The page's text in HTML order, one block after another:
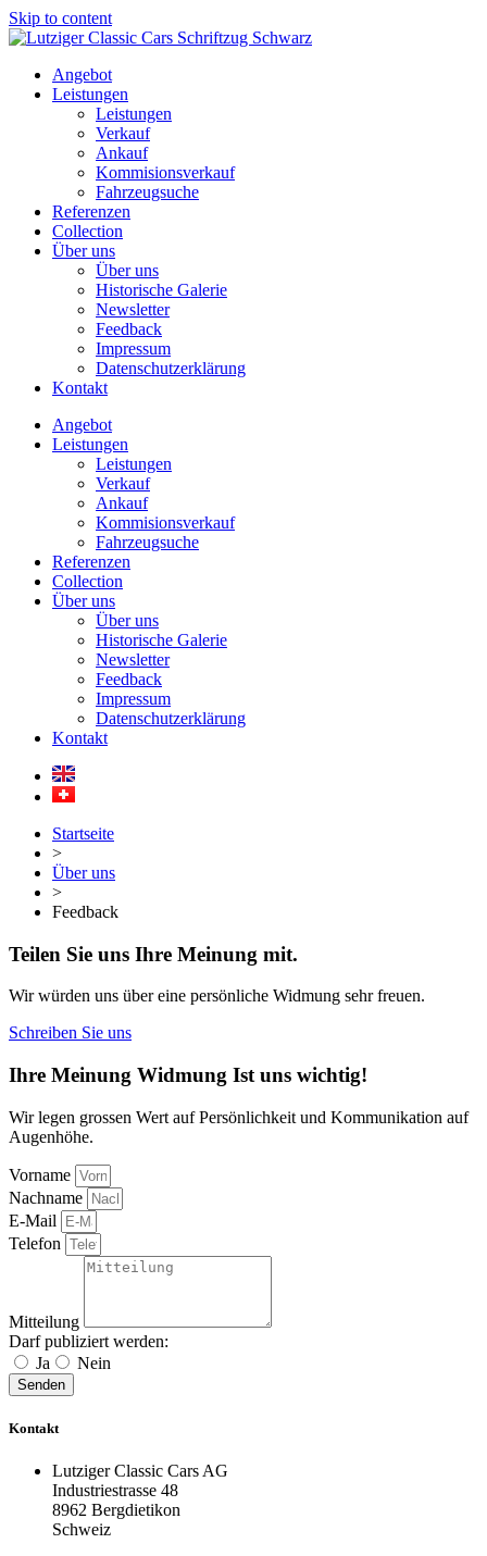
Skip to content
Angebot
Leistungen
Leistungen
Verkauf
Ankauf
Kommisionsverkauf
Fahrzeugsuche
Referenzen
Collection
Über uns
Über uns
Historische Galerie
Newsletter
Feedback
Impressum
Datenschutzerklärung
Kontakt
Angebot
Leistungen
Leistungen
Verkauf
Ankauf
Kommisionsverkauf
Fahrzeugsuche
Referenzen
Collection
Über uns
Über uns
Historische Galerie
Newsletter
Feedback
Impressum
Datenschutzerklärung
Kontakt
Startseite
>
Über uns
>
Feedback
Teilen Sie uns Ihre Meinung mit.
Wir würden uns über eine persönliche Widmung sehr freuen.
Schreiben Sie uns
Ihre Meinung Widmung Ist uns wichtig!
Wir legen grossen Wert auf Persönlichkeit und Kommunikation auf
Augenhöhe.
Vorname
Nachname
E-Mail
Telefon
Mitteilung
Darf publiziert werden:
Ja
Nein
Senden
Kontakt
Lutziger Classic Cars AG
Industriestrasse 48
8962 Bergdietikon
Schweiz